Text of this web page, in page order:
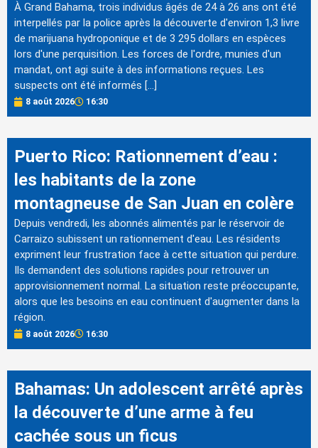
À Grand Bahama, trois individus âgés de 24 à 26 ans ont été
interpellés par la police après la découverte d'environ 1,3 livre
de marijuana hydroponique et de 3 295 dollars en espèces
lors d'une perquisition. Les forces de l'ordre, munies d'un
mandat, ont agi suite à des informations reçues. Les
suspects ont été informés […]
8 août 2026 16:30
Puerto Rico: Rationnement d’eau :
les habitants de la zone
montagneuse de San Juan en colère
Depuis vendredi, les abonnés alimentés par le réservoir de
Carraizo subissent un rationnement d'eau. Les résidents
expriment leur frustration face à cette situation qui perdure.
Ils demandent des solutions rapides pour retrouver un
approvisionnement normal. La situation reste préoccupante,
alors que les besoins en eau continuent d'augmenter dans la
région.
8 août 2026 16:30
Bahamas: Un adolescent arrêté après
la découverte d’une arme à feu
cachée sous un ficus